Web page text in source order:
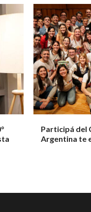
Participá del
Argentina te